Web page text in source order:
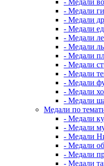
- Медали
- Медали
- Медали
- Медали
- Медали
- Медали
- Медали
- Медали
- Медали
- Медали
- Медали
- Медали
Медали по
- Медали
- Медали
- Медали
- Медали
- Медали
- Медали